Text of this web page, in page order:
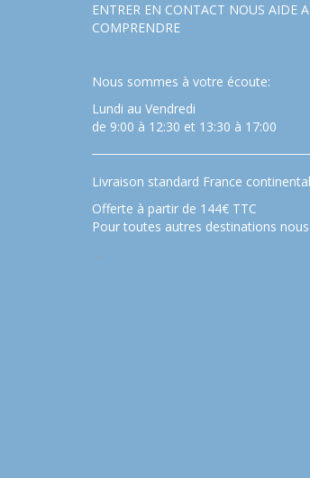
ENTRER EN CONTACT NOUS AIDE
COMPRENDRE
Nous sommes à votre écoute:
Lundi au Vendredi
de 9:00 à 12:30 et 13:30 à 17:00
Livraison standard France
Offerte à partir de 144€ TTC
Pour toutes autres destinations
…